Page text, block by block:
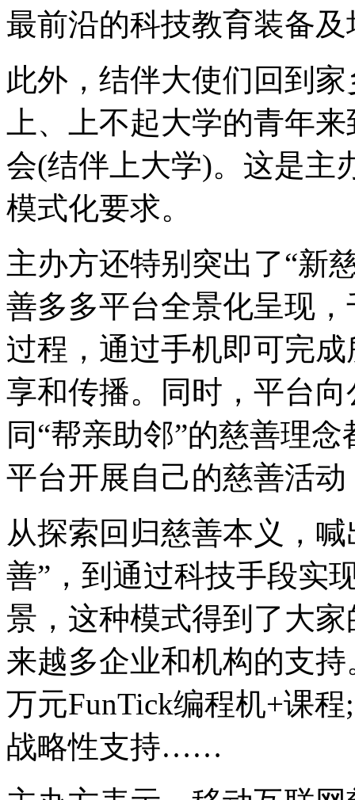
最前沿的科技教育装备
此外，结伴大使们回到
上、上不起大学的青年
会(结伴上大学)。这是主
模式化要求。
主办方还特别突出了“新
善多多平台全景化呈现
过程，通过手机即可完
享和传播。同时，平台
同“帮亲助邻”的慈善理
平台开展自己的慈善活
从探索回归慈善本义，
善”，到通过科技手段实
景，这种模式得到了大
来越多企业和机构的支
万元FunTick编程机+课
战略性支持……